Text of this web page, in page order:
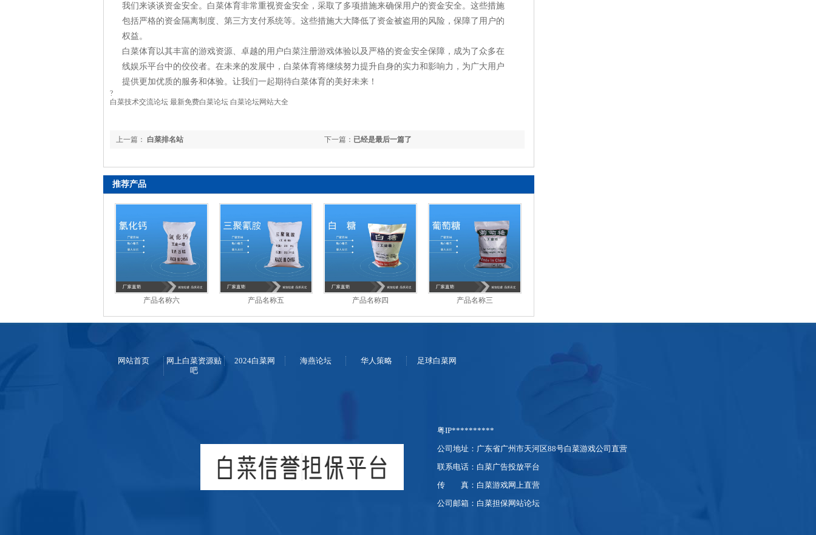
我们来谈谈资金安全。白菜体育非常重视资金安全，采取了多项措施来确保用户的资金安全。这些措施
包括严格的资金隔离制度、第三方支付系统等。这些措施大大降低了资金被盗用的风险，保障了用户的
权益。
白菜体育以其丰富的游戏资源、卓越的用户白菜注册游戏体验以及严格的资金安全保障，成为了众多在
线娱乐平台中的佼佼者。在未来的发展中，白菜体育将继续努力提升自身的实力和影响力，为广大用户
提供更加优质的服务和体验。让我们一起期待白菜体育的美好未来！
?
白菜技术交流论坛 最新免费白菜论坛 白菜论坛网站大全
下一篇： 已经是最后一篇了
上一篇： 白菜排名站
推荐产品
产品名称六 产品名称五 产品名称四 产品名称三
网站首页
网上白菜资源贴
吧
2024白菜网 海燕论坛 华人策略 足球白菜网
粤IP**********
公司地址：广东省广州市天河区88号白菜游戏公司直营
联系电话：白菜广告投放平台
传
真：白菜游戏网上直营
公司邮箱：白菜担保网站论坛